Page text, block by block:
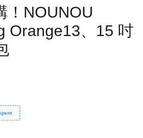
！NOUNOU
Orange13、15 吋